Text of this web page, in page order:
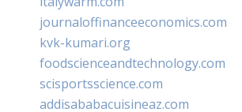
journaloffinanceeconomics.com
kvk-kumari.org
foodscienceandtechnology.com
scisportsscience.com
addisababacuisineaz.com